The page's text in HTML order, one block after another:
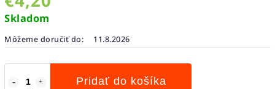
Skladom
Môžeme doručiť do: 11.8.2026
Pridať do košíka